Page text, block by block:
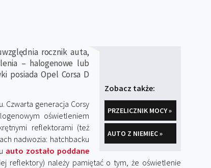
Zobacz także:
PRZELICZNIK MOCY »
AUTO Z NIEMIEC »
rocznik auta,
– halogenowe lub
posiada Opel Corsa D
Czwarta generacja Corsy
oświetleniem
reflektorami (też
nadwozia: hatchbacku
auto zostało poddane
reflektory) należy pamiętać o tym, że oświetlenie